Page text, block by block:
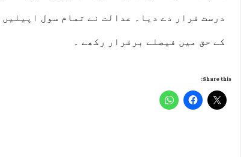
درست قرار دے دیا۔ عدالت نے تمام سول
کے حق میں فیصلے برقرار رکھے ۔
Share this: